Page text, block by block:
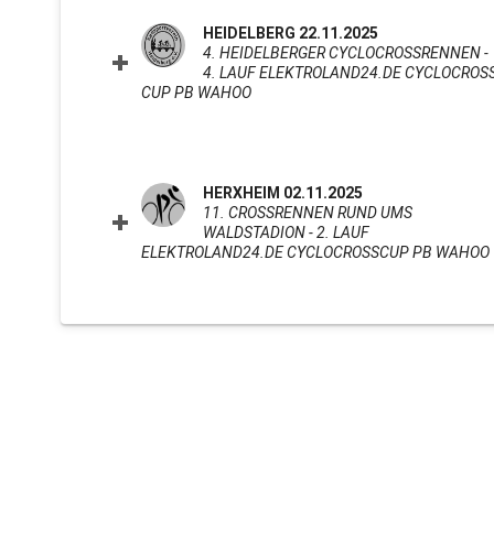
HEIDELBERG 22.11.2025
4. HEIDELBERGER CYCLOCROSSRENNEN -
4. LAUF ELEKTROLAND24.DE
CUP PB WAHOOCLICK TO EXPAND CONTENTS
HERXHEIM 02.11.2025
11. CROSSRENNEN RUND UMS
WALDSTADION - 2. LAUF
ELEKTROLAND24.DE CYCLOCROSSCUP PB WAHOO